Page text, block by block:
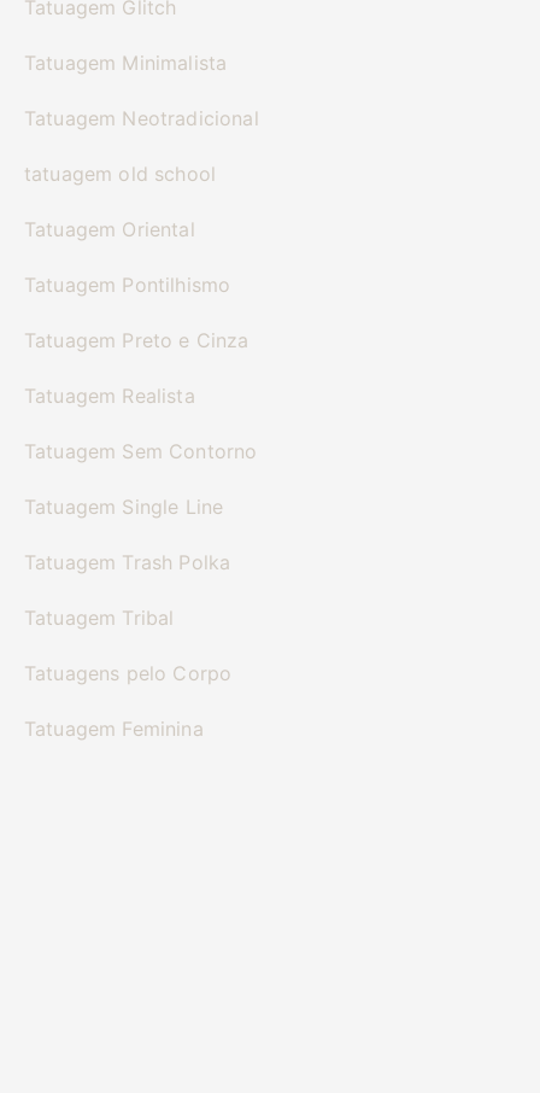
Tatuagem Glitch
Tatuagem Minimalista
Tatuagem Neotradicional
tatuagem old school
Tatuagem Oriental
Tatuagem Pontilhismo
Tatuagem Preto e Cinza
Tatuagem Realista
Tatuagem Sem Contorno
Tatuagem Single Line
Tatuagem Trash Polka
Tatuagem Tribal
Tatuagens pelo Corpo
Tatuagem Feminina